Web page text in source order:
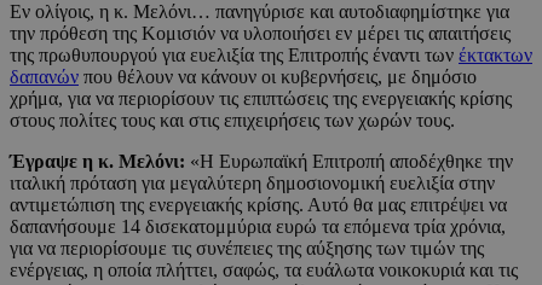
Εν ολίγοις, η κ. Μελόνι… πανηγύρισε και αυτοδιαφημίστηκε για
την πρόθεση της Κομισιόν να υλοποιήσει εν μέρει τις απαιτήσεις
της πρωθυπουργού για ευελιξία της Επιτροπής έναντι των έκτακτων
δαπανών που θέλουν να κάνουν οι κυβερνήσεις, με δημόσιο
χρήμα, για να περιορίσουν τις επιπτώσεις της ενεργειακής κρίσης
στους πολίτες τους και στις επιχειρήσεις των χωρών τους.
Έγραψε η κ. Μελόνι: «H Ευρωπαϊκή Επιτροπή αποδέχθηκε την
ιταλική πρόταση για μεγαλύτερη δημοσιονομική ευελιξία στην
αντιμετώπιση της ενεργειακής κρίσης. Αυτό θα μας επιτρέψει να
δαπανήσουμε 14 δισεκατομμύρια ευρώ τα επόμενα τρία χρόνια,
για να περιορίσουμε τις συνέπειες της αύξησης των τιμών της
ενέργειας, η οποία πλήττει, σαφώς, τα ευάλωτα νοικοκυριά και τις